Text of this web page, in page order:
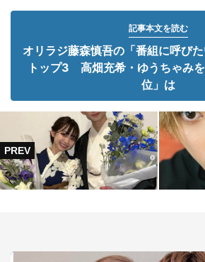
記事本文を読む
オリラジ藤森慎吾の「番組に呼びた
トップ3 高畑充希・ゆうちゃみ
位」は